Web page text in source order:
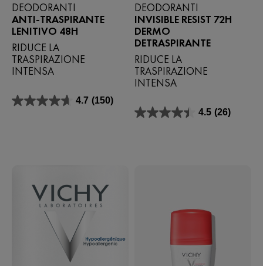
DEODORANTI
ANTI-TRASPIRANTE
LENITIVO 48H
RIDUCE LA
TRASPIRAZIONE
INTENSA
4.7 (150)
4.7
DEODORANTI
INVISIBLE RESIST 72H
DERMO
DETRASPIRANTE
RIDUCE LA
TRASPIRAZIONE
INTENSA
4.5 (26)
4.5